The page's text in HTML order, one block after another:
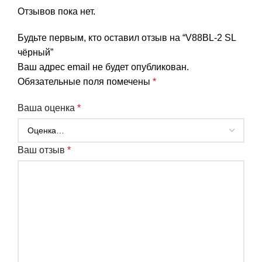
Отзывов пока нет.
Будьте первым, кто оставил отзыв на “V88BL-2 SL
чёрный”
Ваш адрес email не будет опубликован.
Обязательные поля помечены *
Ваша оценка *
Ваш отзыв *